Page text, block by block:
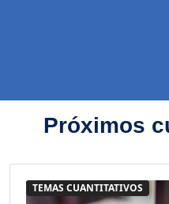
Próximos
TEMAS CUANTITATIVOS